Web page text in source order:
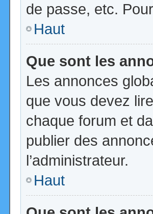
de passe, etc.
Haut
Que sont les
Les annonces
que vous devez
chaque forum et
publier des
l’administrateur.
Haut